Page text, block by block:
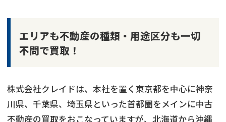
エリアも不動産の種類・用途区分も一切
不問で買取！
株式会社クレイドは、本社を置く東京都を中心に神奈
川県、千葉県、埼玉県といった首都圏をメインに中古
不動産の買取をおこなっていますが、北海道から沖縄